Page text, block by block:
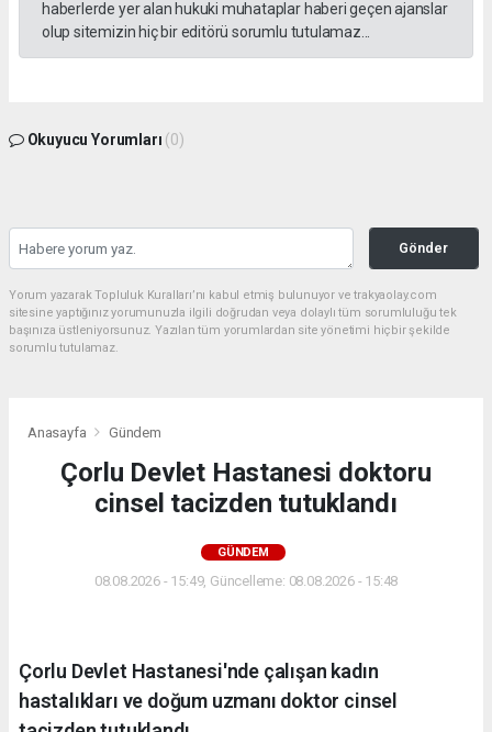
haberlerde yer alan hukuki muhataplar haberi geçen ajanslar
olup sitemizin hiç bir editörü sorumlu tutulamaz...
Okuyucu Yorumları (0)
Gönder
Yorum yazarak Topluluk Kuralları’nı kabul etmiş bulunuyor ve trakyaolay.com
sitesine yaptığınız yorumunuzla ilgili doğrudan veya dolaylı tüm sorumluluğu tek
başınıza üstleniyorsunuz. Yazılan tüm yorumlardan site yönetimi hiçbir şekilde
sorumlu tutulamaz.
Anasayfa Gündem
Çorlu Devlet Hastanesi doktoru
cinsel tacizden tutuklandı
GÜNDEM
08.08.2026 - 15:49, Güncelleme: 08.08.2026 - 15:48
Çorlu Devlet Hastanesi'nde çalışan kadın
hastalıkları ve doğum uzmanı doktor cinsel